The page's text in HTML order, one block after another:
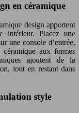
en céramique
design apportent
intérieur. Placez une
une console d’entrée,
aux formes
ajoutent de la
tout en restant dans
style